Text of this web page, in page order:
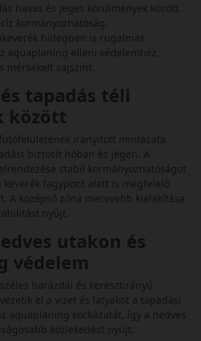
havas és jeges körülmények között.
kormányozhatóság.
hidegben is rugalmas.
aquaplaning elleni védelemhez.
mérsékelt zajszint.
tapadás téli
között
irányított mintázata
biztosít hóban és jégen. A
stabil kormányozhatóságot
fagypont alatt is megfelelő
A középső zóna merevebb kialakítása
nyújt.
utakon és
védelem
barázdái és keresztirányú
el a vizet és latyakot a tapadási
aquaplaning kockázatát, így a nedves
közlekedést nyújt.